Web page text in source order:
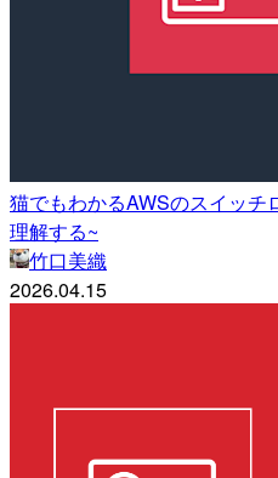
猫でもわかるAWSのスイッチ
理解する~
竹口美織
2026.04.15